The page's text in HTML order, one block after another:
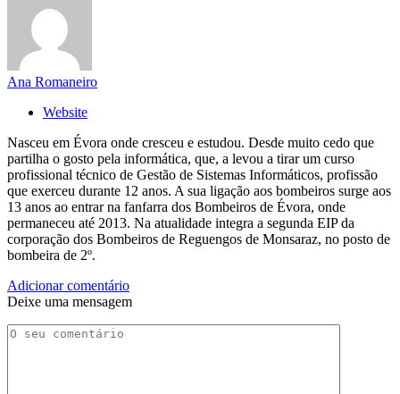
Ana Romaneiro
Website
Nasceu em Évora onde cresceu e estudou. Desde muito cedo que
partilha o gosto pela informática, que, a levou a tirar um curso
profissional técnico de Gestão de Sistemas Informáticos, profissão
que exerceu durante 12 anos. A sua ligação aos bombeiros surge aos
13 anos ao entrar na fanfarra dos Bombeiros de Évora, onde
permaneceu até 2013. Na atualidade integra a segunda EIP da
corporação dos Bombeiros de Reguengos de Monsaraz, no posto de
bombeira de 2º.
Adicionar comentário
Deixe uma mensagem